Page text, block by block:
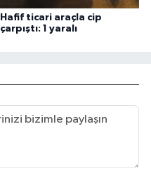
Hafif ticari araçla cip
çarpıştı: 1 yaralı